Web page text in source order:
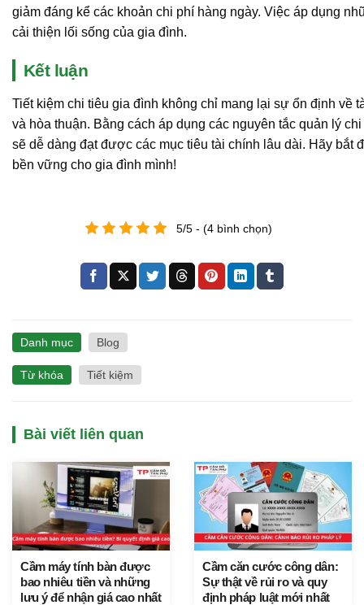
giảm đáng kể các khoản chi phí hàng ngày. Việc áp dụng
cải thiện lối sống của gia đình.
Kết luận
Tiết kiệm chi tiêu gia đình không chỉ mang lại sự ổn định về
và hòa thuận. Bằng cách áp dụng các nguyên tắc quản lý
sẽ dễ dàng đạt được các mục tiêu tài chính lâu dài. Hãy bắt
bền vững cho gia đình mình!
5/5 - (4 bình chọn)
Danh mục Blog
Từ khóa Tiết kiệm
Bài viết liên quan
Cầm máy tính bàn được
bao nhiêu tiền và những
lưu ý để nhận giá cao nhất
Cầm căn cước công dân:
Sự thật về rủi ro và quy
định pháp luật mới nhất